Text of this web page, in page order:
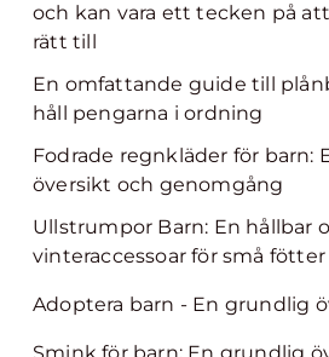
och kan vara ett tecken på
rätt till
En omfattande guide till
håll pengarna i ordning
Fodrade regnkläder för barn:
översikt och genomgång
Ullstrumpor Barn: En hållbar
vinteraccessoar för små fötter
Adoptera barn - En grundlig